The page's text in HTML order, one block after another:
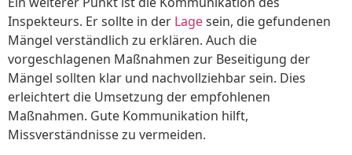
Inspekteurs. Er sollte in der Lagesein, die gefundenen
Mängel verständlich zu erklären. Auch die
vorgeschlagenen Maßnahmen zur Beseitigung der
Mängel sollten klar und nachvollziehbar sein. Dies
erleichtert die Umsetzung der empfohlenen
Maßnahmen. Gute Kommunikation hilft,
Missverständnisse zu vermeiden.